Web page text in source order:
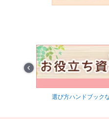
選び方ハンドブック